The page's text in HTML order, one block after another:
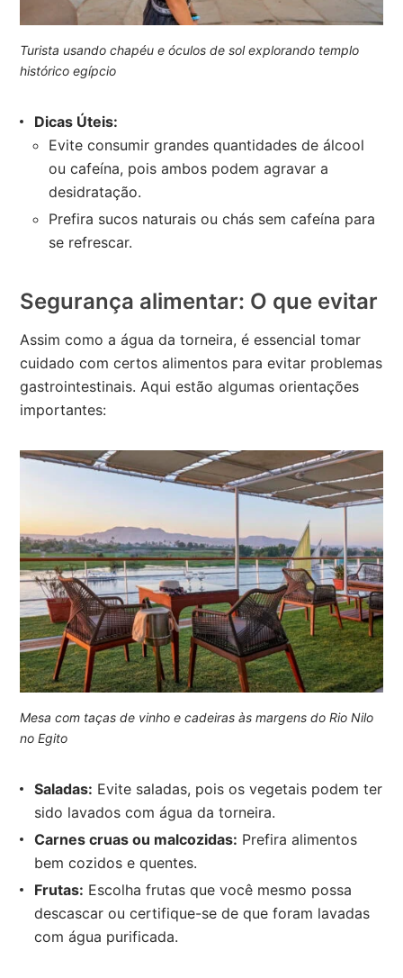
Turista usando chapéu e óculos de sol explorando templo
histórico egípcio
Dicas Úteis:
Evite consumir grandes quantidades de álcool
ou cafeína, pois ambos podem agravar a
desidratação.
Prefira sucos naturais ou chás sem cafeína para
se refrescar.
Segurança alimentar: O que evitar
Assim como a água da torneira, é essencial tomar
cuidado com certos alimentos para evitar problemas
gastrointestinais. Aqui estão algumas orientações
importantes:
Mesa com taças de vinho e cadeiras às margens do Rio Nilo
no Egito
Saladas: Evite saladas, pois os vegetais podem ter
sido lavados com água da torneira.
Carnes cruas ou malcozidas: Prefira alimentos
bem cozidos e quentes.
Frutas: Escolha frutas que você mesmo possa
descascar ou certifique-se de que foram lavadas
com água purificada.